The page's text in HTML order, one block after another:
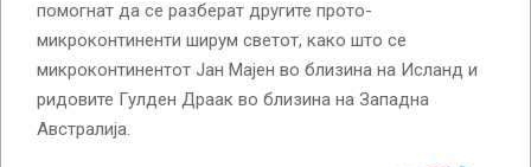
помогнат да се разберат другите прото-
микроконтиненти ширум светот, како што се
микроконтинентот Јан Мајен во близина на Исланд и
ридовите Гулден Драак во близина на Западна
Австралија.